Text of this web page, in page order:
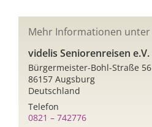
Mehr Informationen unter
videlis Seniorenreisen e.V.
Bürgermeister-Bohl-Straße 56
86157 Augsburg
Deutschland
Telefon
0821 – 742776